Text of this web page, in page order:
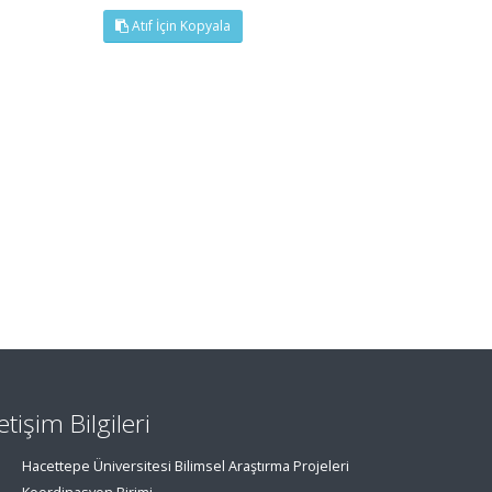
Atıf İçin Kopyala
Bilgileri
Hacettepe Üniversitesi Bilimsel Araştırma Projeleri